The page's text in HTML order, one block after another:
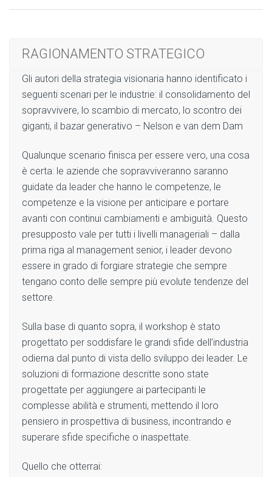
RAGIONAMENTO STRATEGICO
Gli autori della strategia visionaria hanno identificato i
seguenti scenari per le industrie: il consolidamento del
sopravvivere, lo scambio di mercato, lo scontro dei
giganti, il bazar generativo – Nelson e van dem Dam
Qualunque scenario finisca per essere vero, una cosa
è certa: le aziende che sopravviveranno saranno
guidate da leader che hanno le competenze, le
competenze e la visione per anticipare e portare
avanti con continui cambiamenti e ambiguità. Questo
presupposto vale per tutti i livelli manageriali – dalla
prima riga al management senior, i leader devono
essere in grado di forgiare strategie che sempre
tengano conto delle sempre più evolute tendenze del
settore.
Sulla base di quanto sopra, il workshop è stato
progettato per soddisfare le grandi sfide dell’industria
odierna dal punto di vista dello sviluppo dei leader. Le
soluzioni di formazione descritte sono state
progettate per aggiungere ai partecipanti le
complesse abilità e strumenti, mettendo il loro
pensiero in prospettiva di business, incontrando e
superare sfide specifiche o inaspettate.
Quello che otterrai: